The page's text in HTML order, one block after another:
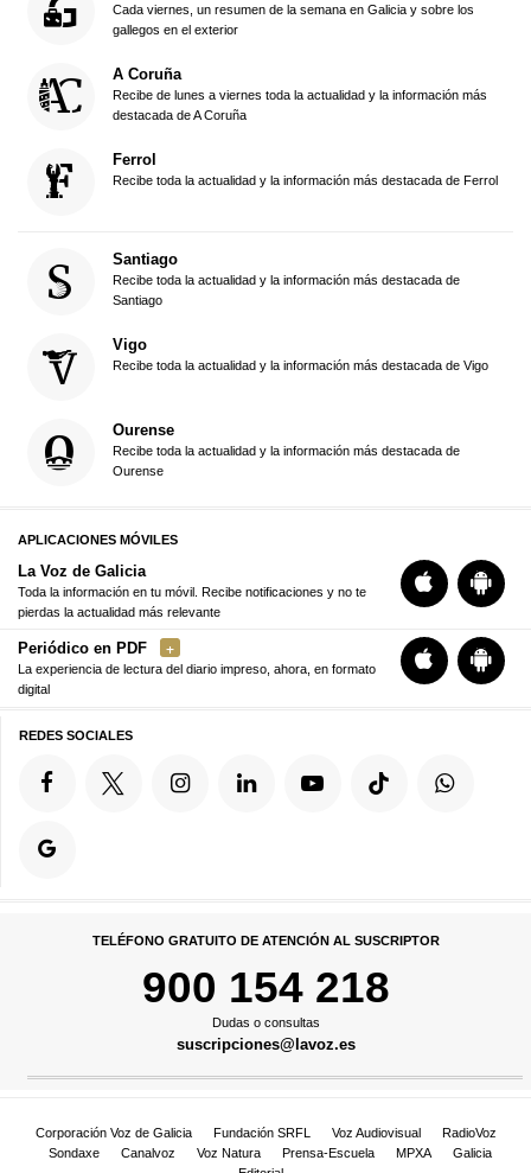
Cada viernes, un resumen de la semana en Galicia y sobre los
gallegos en el exterior
A Coruña
Recibe de lunes a viernes toda la actualidad y la información más
destacada de A Coruña
Ferrol
Recibe toda la actualidad y la información más destacada de Ferrol
Santiago
Recibe toda la actualidad y la información más destacada de
Santiago
Vigo
Recibe toda la actualidad y la información más destacada de Vigo
Ourense
Recibe toda la actualidad y la información más destacada de
Ourense
APLICACIONES MÓVILES
La Voz de Galicia
Toda la información en tu móvil. Recibe notificaciones y no te
pierdas la actualidad más relevante
Periódico en PDF
La experiencia de lectura del diario impreso, ahora, en formato
digital
REDES SOCIALES
TELÉFONO GRATUITO DE ATENCIÓN AL SUSCRIPTOR
900 154 218
Dudas o consultas
suscripciones@lavoz.es
Corporación Voz de Galicia Fundación SRFL Voz Audiovisual
RadioVoz
Sondaxe
Canalvoz Voz Natura Prensa-Escuela MPXA
Galicia